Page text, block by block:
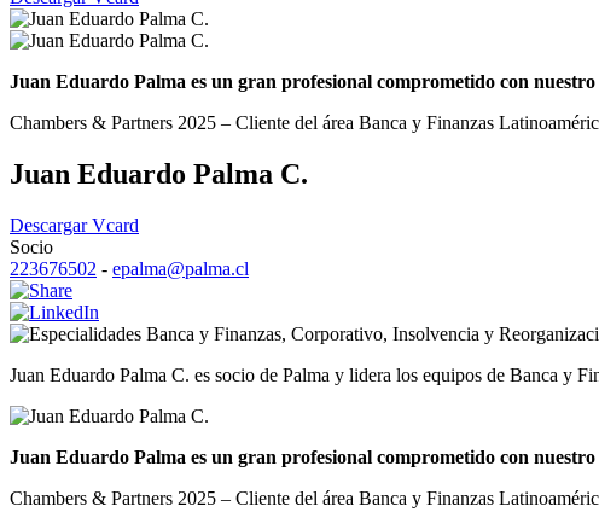
Juan Eduardo Palma es un gran profesional comprometido con
Chambers & Partners 2025 – Cliente del área Banca y Finanzas
Juan Eduardo Palma C.
Descargar Vcard
Socio
223676502 - epalma@palma.cl
Banca y Finanzas, Corporativo, Insolvencia y
Juan Eduardo Palma C. es socio de Palma y lidera los equipos de Banca y
Juan Eduardo Palma es un gran profesional comprometido con
Chambers & Partners 2025 – Cliente del área Banca y Finanzas